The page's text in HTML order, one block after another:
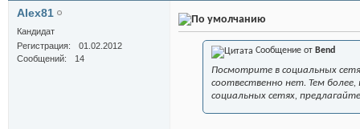
Alex81
Кандидат
Регистрация
01.02.2012
Сообщений
14
Сообщение от Bend
Посмотрите в социальных
соотвественно нет. Тем
социальных сетях,